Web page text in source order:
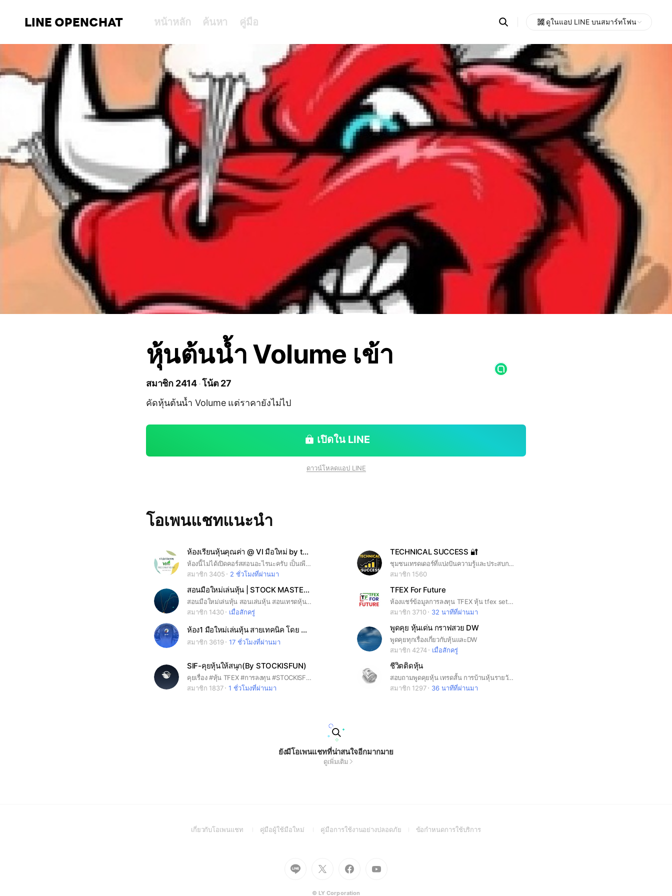
LINE OPENCHAT หน้าหลัก ค้นหา คู่มือ Search
OpenChats
messages
search
area
ดูในแอป LINE บนสมาร์ทโฟน
หุ้นต้นน้ำ Volume เข้า
สมาชิก 2414 โน้ต 27
คัดหุ้นต้นน้ำ Volume แต่ราคายังไม่ไป
เปิดใน LINE
ดาวน์โหลดแอป LINE
โอเพนแชทแนะนำ
ห้องเรียนหุ้นคุณค่า @ VI มือใหม่ by the economist
ห้องนี้ไม่ได้เปิดคอร์สสอนอะไรนะครับ เป็นเพียงห้องที่สร้างสังคมในการลงทุนแบบเน้นคุณค่า จุดประสงค์คือ 1. แลกเปลี่ยนข้อมูลข่าวสาร ผลประกอบการ / ข่าวบริษัท 2. แลกเปลี่ยนการวิเคราะห์หุ้น สอบถามพื้นฐาน (เทคนิคบ้าง ) โดยตั้งใจให้เป็นกลุ่ม Hybrid พื้นฐาน 80% เทคนิค 20% 3. สร้างสังคมนักลงทุน ช่วยกันตอบคำถาม หรือสอบถามข้อมูลหุ้นรายตัว ข่วยเหลือนักลงทุนมือใหม่ 4. กรุณาใช้รูปจริง และชื่อเล่น ในการสมัครเข้ากลุ่มครับ 5. หลังเข้ากลุ่มกรุณากดอ่านกฎของกลุ่มด้วยครับ
สมาชิก 3405
2 ชั่วโมงที่ผ่านมา
TECHNICAL SUCCESS 🔐
ชุมชนเทรดเดอร์ที่แบ่งปันความรู้และประสบการณ์การลงทุนเชิงลึกทางเทคนิค📊
สมาชิก 1560
สอนมือใหม่เล่นหุ้น | STOCK MASTERY
สอนมือใหม่เล่นหุ้น สอนเล่นหุ้น สอนเทรดหุ้น #หุ้น #เล่นหุ้น #เทรดหุ้น
สมาชิก 1430
เมื่อสักครู่
TFEX For Future
ห้องแชร์ข้อมูลการลงทุน TFEX หุ้น tfex set50 set ตลาดหุ้น อนุพันธ์ blocktrade sbl shortsell ทีเฟก บล็อค stock
สมาชิก 3710
32 นาทีที่ผ่านมา
ห้อง1 มือใหม่เล่นหุ้น สายเทคนิค โดย MasterTrade
สมาชิก 3619 17 ชั่วโมงที่ผ่านมา
พูดคุย หุ้นเด่น กราฟสวย DW
พูดคุยทุกเรื่องเกี่ยวกับหุ้นและDW
สมาชิก 4274
เมื่อสักครู่
SIF-คุยหุ้นให้สนุก(By STOCKISFUN)
คุยเรื่อง #หุ้น TFEX #การลงทุน #STOCKISFUN #STOCK #TFEX #SET #S50 #หุ้น #หุ้นไทย #ซื้อหุ้น #ขายหุ้น #SIF #เรียนหุ้น #FUTURE #stock #tfex #futures #ลงทุน #investing #financial #investment #trade
สมาชิก 1837
1 ชั่วโมงที่ผ่านมา
ชีวิตติดหุ้น
สอบถามพูดคุยหุ้น เทรดสั้น การบ้านหุ้นรายวัน หาหุ้นซิ่ง
สมาชิก 1297
36 นาทีที่ผ่านมา
ยังมีโอเพนแชทที่น่าสนใจอีกมากมาย
ดูเพิ่มเติม
เกี่ยวกับโอเพนแชท
(Openคู่มือผู้ใช้มือใหม่
(Open
window)
คู่มือการใช้งานอย่างปลอดภัย(Openข้อกำหนดการใช้บริการ(Open
Go
to
(Open
Go
to
(Open
Go
to
(Open
to
© LY Corporation